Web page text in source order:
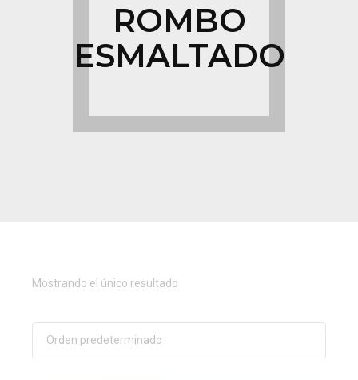
ROMBO
ESMALTADO
Mostrando el único resultado